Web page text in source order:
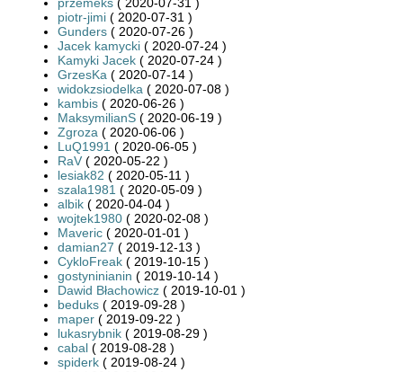
piotr-jimi ( 2020-07-31 )
Gunders ( 2020-07-26 )
Jacek kamycki ( 2020-07-24 )
Kamyki Jacek ( 2020-07-24 )
GrzesKa ( 2020-07-14 )
widokzsiodelka ( 2020-07-08 )
kambis ( 2020-06-26 )
MaksymilianS ( 2020-06-19 )
Zgroza ( 2020-06-06 )
LuQ1991 ( 2020-06-05 )
RaV ( 2020-05-22 )
lesiak82 ( 2020-05-11 )
szala1981 ( 2020-05-09 )
albik ( 2020-04-04 )
wojtek1980 ( 2020-02-08 )
Maveric ( 2020-01-01 )
damian27 ( 2019-12-13 )
CykloFreak ( 2019-10-15 )
gostyninianin ( 2019-10-14 )
Dawid Błachowicz ( 2019-10-01 )
beduks ( 2019-09-28 )
maper ( 2019-09-22 )
lukasrybnik ( 2019-08-29 )
cabal ( 2019-08-28 )
spiderk ( 2019-08-24 )